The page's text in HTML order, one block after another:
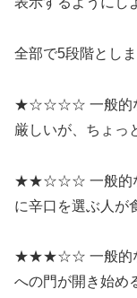
全部で5段階としま
★☆☆☆☆ 一般的な
厳しいが、ちょっ
★★☆☆☆ 一般的な
に辛口を選ぶ人が
★★★☆☆ 一般的な
への門が開き始め